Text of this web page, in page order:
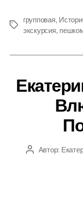
Метки
групповая,
экскурсия,
АвторАвтор: